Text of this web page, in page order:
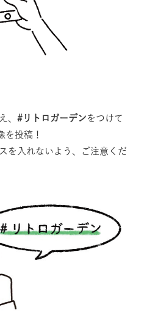
、 #リトロガーデン をつけて
を投稿！
を入れないよう、ご注意くだ